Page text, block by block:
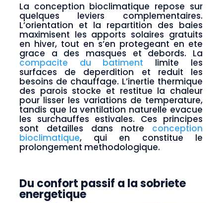
La conception bioclimatique repose sur
quelques leviers complementaires.
L’orientation et la repartition des baies
maximisent les apports solaires gratuits
en hiver, tout en s’en protegeant en ete
grace a des masques et debords. La
compacite du batiment limite les
surfaces de deperdition et reduit les
besoins de chauffage. L’inertie thermique
des parois stocke et restitue la chaleur
pour lisser les variations de temperature,
tandis que la ventilation naturelle evacue
les surchauffes estivales. Ces principes
sont detailles dans notre conception
bioclimatique, qui en constitue le
prolongement methodologique.
Du confort passif a la sobriete
energetique